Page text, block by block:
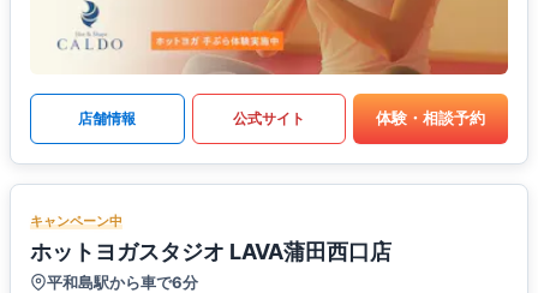
店舗情報 公式サイト 体験・相談予約
キャンペーン中
ホットヨガスタジオ LAVA蒲田西口店
平和島駅から車で6分